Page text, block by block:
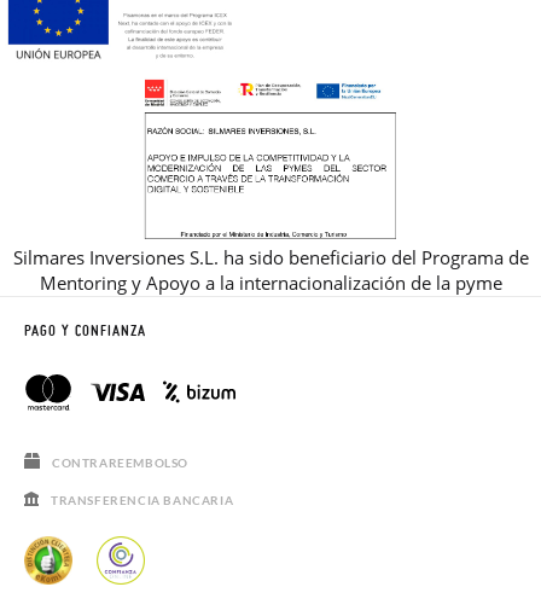
Silmares Inversiones S.L. ha sido beneficiario del Programa de
Mentoring y Apoyo a la internacionalización de la pyme
PAGO Y CONFIANZA
CONTRAREEMBOLSO
TRANSFERENCIA BANCARIA